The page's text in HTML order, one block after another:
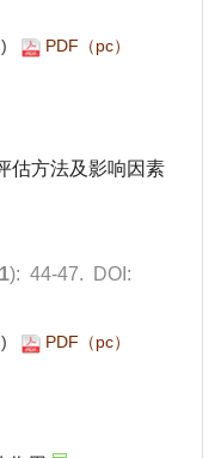
)
): 44-47. DOI:
)